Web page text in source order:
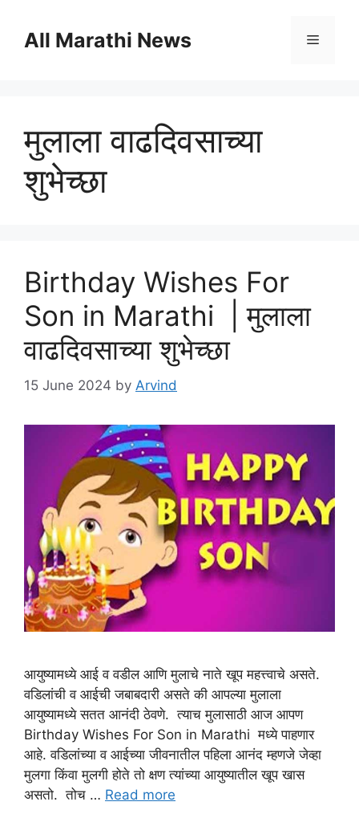
contentAll Marathi News Menu
मुलाला वाढदिवसाच्या
शुभेच्छा
Birthday Wishes For
Son in Marathi | मुलाला
वाढदिवसाच्या शुभेच्छा
15 June 2024 by Arvind
आयुष्यामध्ये आई व वडील आणि मुलाचे नाते खूप महत्त्वाचे असते.
वडिलांची व आईची जबाबदारी असते की आपल्या मुलाला
आयुष्यामध्ये सतत आनंदी ठेवणे. त्याच मुलासाठी आज आपण
Birthday Wishes For Son in Marathi मध्ये पाहणार
आहे. वडिलांच्या व आईच्या जीवनातील पहिला आनंद म्हणजे जेव्हा
मुलगा किंवा मुलगी होते तो क्षण त्यांच्या आयुष्यातील खूप खास
असतो. तोच … Read more